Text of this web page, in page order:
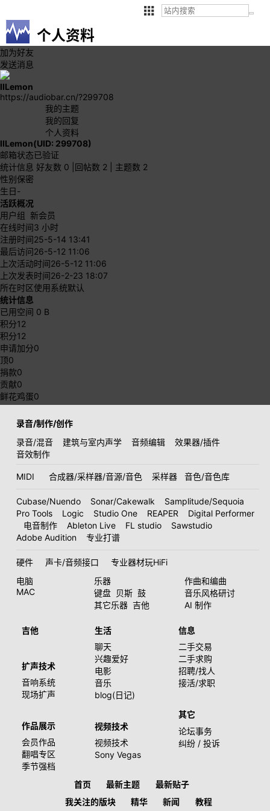
个人资料
加为好友
发送消息
llLemon
https://audiobar.cn/?299708
我的主题
我的回复
个人资料
llLemon(UID: 299708)
邮箱状态已验证
统计信息 好友数 0 回帖数 2
主题数 2
性别保密
生日-
活跃概况
用户组 新会员
在线时间3 小时
注册时间25-5-14 13:41
最后访问26-5-12 11:06
上次活动时间26-5-12 11:06
上次发表时间26-2-23 18:07
所在时区使用系统默认
统计信息
已用空间 0 B
积分12
积分12
申请加分0
顶0
捐款0
贡献0
鲜花鸡蛋0
录音/制作/创作
录音/混音
建筑与室内声学 音频编辑
效果器/插件
音效制作
MIDI 合成器/采样器/音源/音色 采样器 音色/音色库
Cubase/Nuendo Sonar/Cakewalk
Samplitude/Sequoia
Pro Tools
Logic Studio One REAPER
Digital Performer
电音制作
Ableton Live FL studio
Sawstudio
Adobe Audition
专业打谱
硬件 声卡/音频接口
专业器材玩HiFi
电脑
MAC
乐器
键盘 贝斯 鼓
其它乐器 吉他
作曲和编曲
音乐风格研讨
AI 制作
吉他
扩声技术
音响系统
现场扩声
作品展示
会员作品
翻唱专区
季节强档
生活
聊天
兴趣爱好
电影
音乐
blog(日记)
视频技术
视频技术
Sony Vegas
信息
二手交易
二手求购
招聘/找人
接活/求职
其它
论坛事务
纠纷 / 投诉
首页 最新主题
最新贴子
我关注的版块
精华 新闻 教程